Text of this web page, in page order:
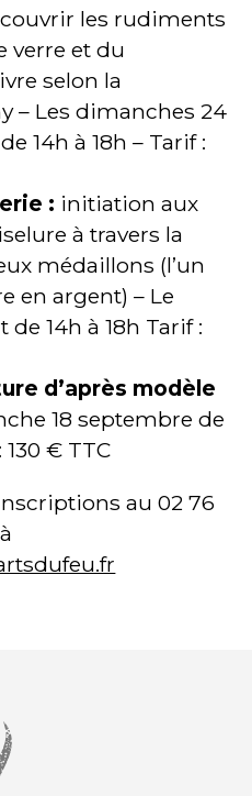
les rudiments
verre et du
selon la
– Les dimanches 24
14h à 18h – Tarif :
: initiation aux
à travers la
médaillons (l’un
en argent) – Le
14h à 18h Tarif :
d’après modèle
18 septembre de
130 € TTC
au 02 76